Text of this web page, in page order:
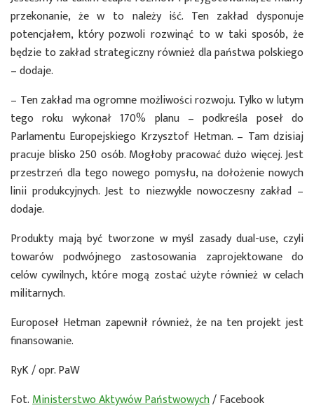
przekonanie, że w to należy iść. Ten zakład dysponuje
potencjałem, który pozwoli rozwinąć to w taki sposób, że
będzie to zakład strategiczny również dla państwa polskiego
– dodaje.
– Ten zakład ma ogromne możliwości rozwoju. Tylko w lutym
tego roku wykonał 170% planu – podkreśla poseł do
Parlamentu Europejskiego Krzysztof Hetman. – Tam dzisiaj
pracuje blisko 250 osób. Mogłoby pracować dużo więcej. Jest
przestrzeń dla tego nowego pomysłu, na dołożenie nowych
linii produkcyjnych. Jest to niezwykle nowoczesny zakład –
dodaje.
Produkty mają być tworzone w myśl zasady dual-use, czyli
towarów podwójnego zastosowania zaprojektowane do
celów cywilnych, które mogą zostać użyte również w celach
militarnych.
Europoseł Hetman zapewnił również, że na ten projekt jest
finansowanie.
RyK / opr. PaW
Fot.Ministerstwo Aktywów Państwowych/ Facebook